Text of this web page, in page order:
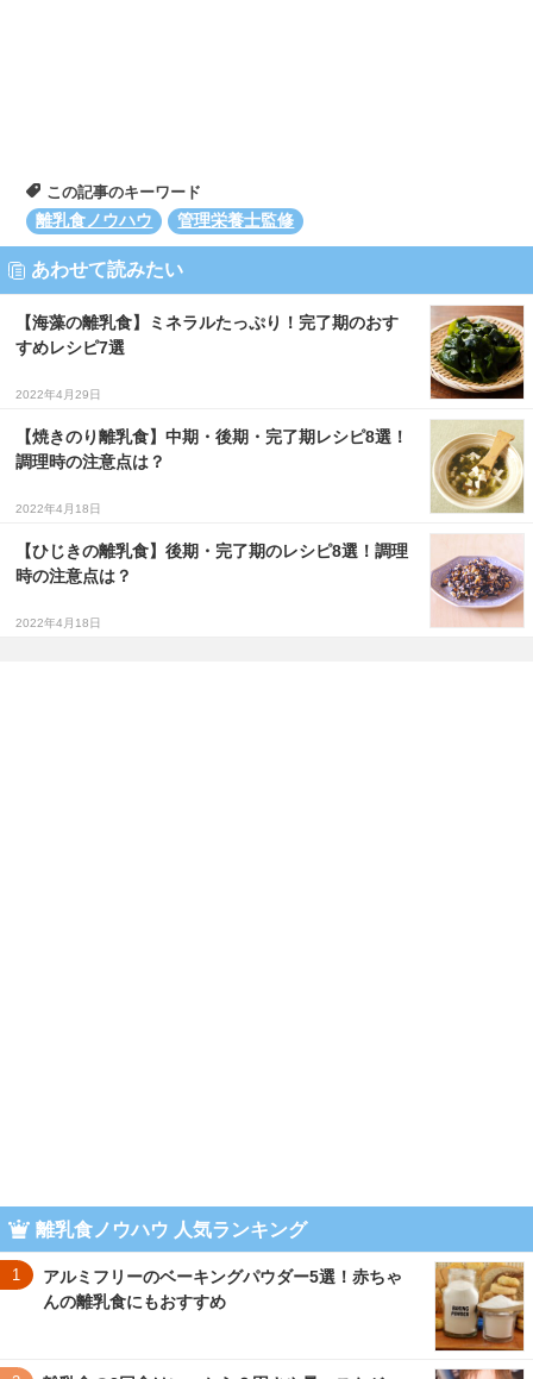
この記事のキーワード
離乳食ノウハウ
管理栄養士監修
あわせて読みたい
【海藻の離乳食】ミネラルたっぷり！完了期のおす
すめレシピ7選
2022年4月29日
【焼きのり離乳食】中期・後期・完了期レシピ8選！
調理時の注意点は？
2022年4月18日
【ひじきの離乳食】後期・完了期のレシピ8選！調理
時の注意点は？
2022年4月18日
離乳食ノウハウ 人気ランキング
1
アルミフリーのベーキングパウダー5選！赤ちゃ
んの離乳食にもおすすめ